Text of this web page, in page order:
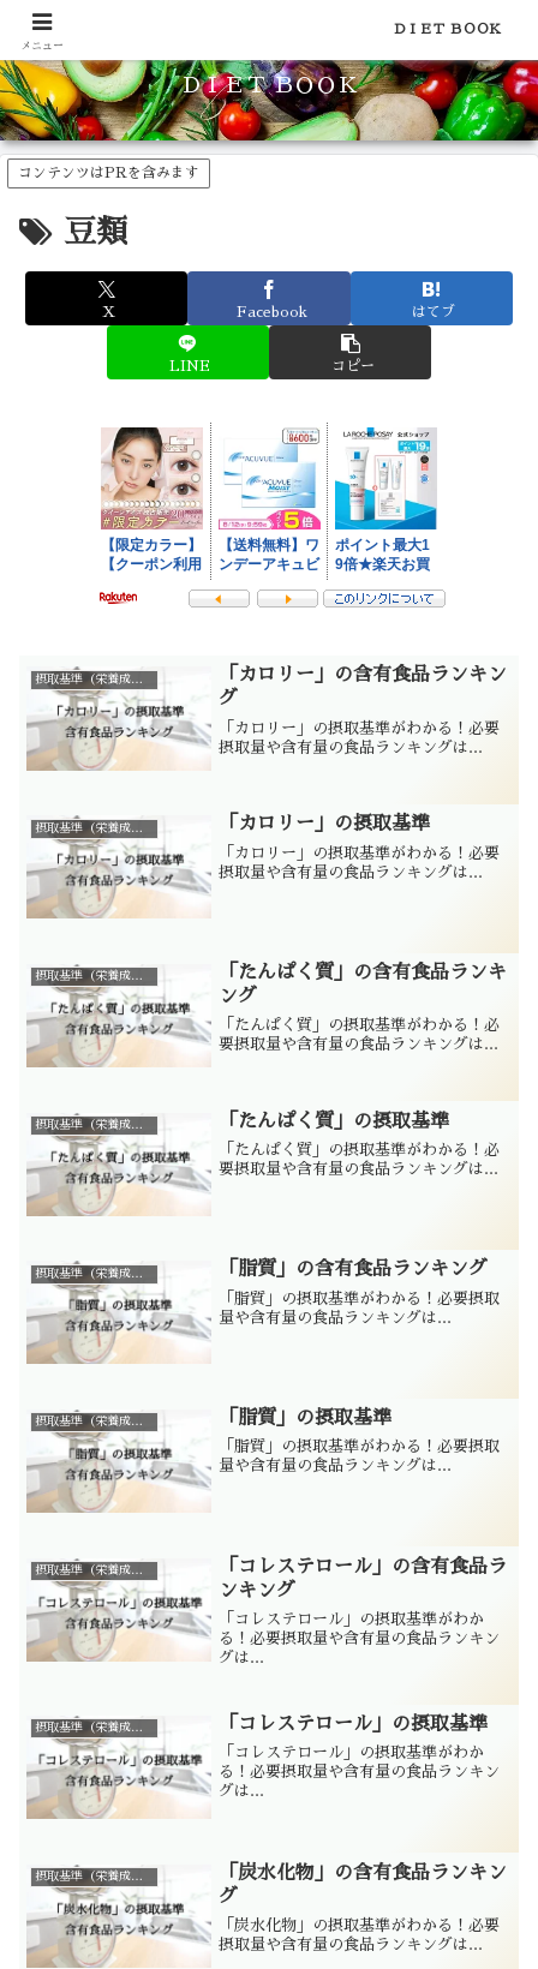
食品のカロリーや糖質などの栄養素がわかる！健康やダイエットに
ＤＩＥＴ ＢＯＯＫ
コンテンツはPRを含みます
豆類
X Facebook はてブ
LINE コピー
摂取基準（栄養成分別）
「カロリー」の含有食品ランキン
グ
「カロリー」の摂取基準がわかる！必要
摂取量や含有量の食品ランキングは...
摂取基準（栄養成分別） 「カロリー」の摂取基準
「カロリー」の摂取基準がわかる！必要
摂取量や含有量の食品ランキングは...
摂取基準（栄養成分別）
「たんぱく質」の含有食品ランキ
ング
「たんぱく質」の摂取基準がわかる！必
要摂取量や含有量の食品ランキングは...
摂取基準（栄養成分別） 「たんぱく質」の摂取基準
「たんぱく質」の摂取基準がわかる！必
要摂取量や含有量の食品ランキングは...
摂取基準（栄養成分別） 「脂質」の含有食品ランキング
「脂質」の摂取基準がわかる！必要摂取
量や含有量の食品ランキングは...
摂取基準（栄養成分別） 「脂質」の摂取基準
「脂質」の摂取基準がわかる！必要摂取
量や含有量の食品ランキングは...
摂取基準（栄養成分別）
「コレステロール」の含有食品ラ
ンキング
「コレステロール」の摂取基準がわか
る！必要摂取量や含有量の食品ランキン
グは...
摂取基準（栄養成分別） 「コレステロール」の摂取基準
「コレステロール」の摂取基準がわか
る！必要摂取量や含有量の食品ランキン
グは...
摂取基準（栄養成分別）
「炭水化物」の含有食品ランキン
グ
「炭水化物」の摂取基準がわかる！必要
摂取量や含有量の食品ランキングは...
メニュー
ＤＩＥＴ ＢＯＯＫ